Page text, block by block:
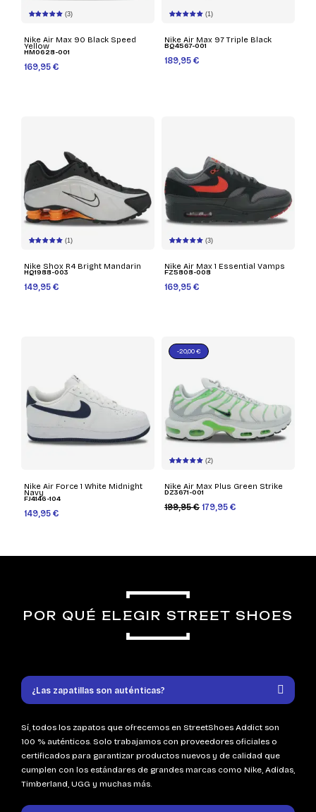
(3)
Nike Air Max 90 Black Speed
Yellow
HM0628-001
169,95 €
(1)
Nike Air Max 97 Triple Black
BQ4567-001
189,95 €
(1)
Nike Shox R4 Bright Mandarin
HQ1988-003
149,95 €
(3)
Nike Air Max 1 Essential Vamps
FZ5808-008
169,95 €
Nike Air Force 1 White Midnight
Navy
FJ4146-104
149,95 €
(2)
Nike Air Max Plus Green Strike
DZ3671-001
199,95 € 179,95 €
-20,00 €
POR QUÉ ELEGIR STREET SHOES
¿Las zapatillas son auténticas?
Sí, todos los zapatos que ofrecemos en StreetShoes Addict son
100 % auténticos. Solo trabajamos con proveedores oficiales o
certificados para garantizar productos nuevos y de calidad que
cumplen con los estándares de grandes marcas como Nike, Adidas,
Timberland, UGG y muchas más.